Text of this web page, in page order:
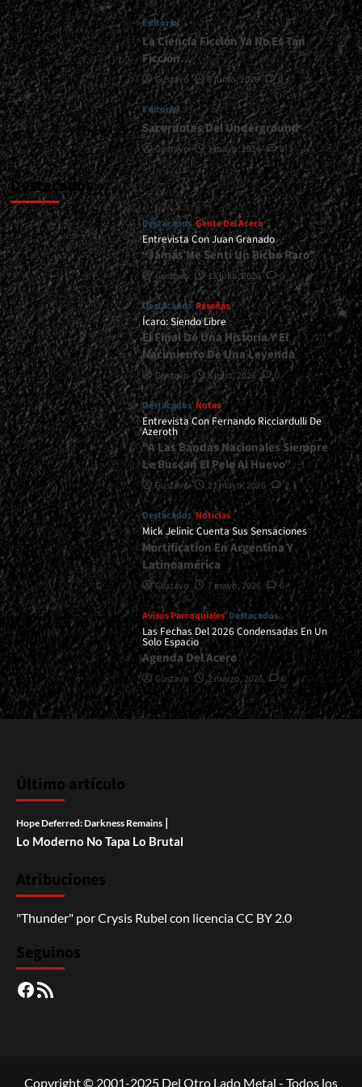
</small>
<div>“Mientras
Tengamos
Fuerzas,
Vamos
A
Seguir”</div>
Editorial
La Ciencia Ficción Ya No Es Tan
Ficción…
Gustavo 1 junio, 2026 0
Editorial
Sacerdotes Del Underground
Gustavo 1 mayo, 2026 0
Destacados
Destacados Gente Del Acero
Entrevista Con Juan Granado
“Jamás Me Sentí Un Bicho Raro”
Gustavo 13 julio, 2026 0
Destacados Reseñas
Ícaro: Siendo Libre
El Final De Una Historia Y El
Nacimiento De Una Leyenda
Gustavo 8 julio, 2026 0
Destacados Notas
Entrevista Con Fernando Ricciardulli De
Azeroth
“A Las Bandas Nacionales Siempre
Le Buscan El Pelo Al Huevo”
Gustavo 21 mayo, 2026 2
Destacados Noticias
Mick Jelinic Cuenta Sus Sensaciones
Mortification En Argentina Y
Latinoamérica
Gustavo 7 mayo, 2026 0
Avisos Parroquiales Destacados
Las Fechas Del 2026 Condensadas En Un
Solo Espacio
Agenda Del Acero
Gustavo 2 marzo, 2026 0
Último artículo
Hope Deferred: Darkness Remains |
Lo Moderno No Tapa Lo Brutal
Atribuciones
"Thunder" porCrysis Rubel con licenciaCC BY 2.0
Seguinos
Facebook
RSS
Copyright © 2001-2025 Del Otro Lado Metal - Todos los